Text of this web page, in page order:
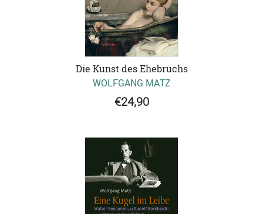
Die Kunst des Ehebruchs
WOLFGANG MATZ
€24,90